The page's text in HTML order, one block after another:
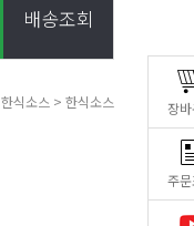
장
주
배송조회
한식소스 > 한식소스